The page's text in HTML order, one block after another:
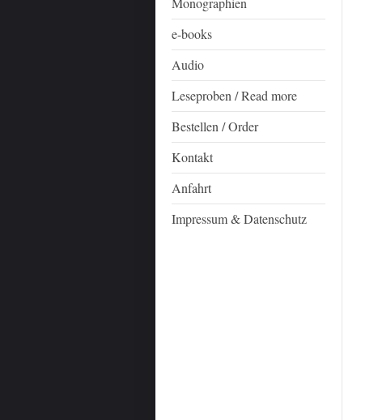
e-books
Audio
Leseproben / Read more
Bestellen / Order
Kontakt
Anfahrt
Impressum & Datenschutz